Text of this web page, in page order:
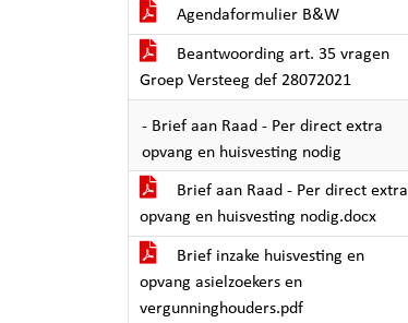
Agendaformulier B&W
Beantwoording art. 35 vragen
Groep Versteeg def 28072021
- Brief aan Raad - Per direct extra
opvang en huisvesting nodig
Brief aan Raad - Per direct extra
opvang en huisvesting nodig.docx
Brief inzake huisvesting en
opvang asielzoekers en
vergunninghouders.pdf